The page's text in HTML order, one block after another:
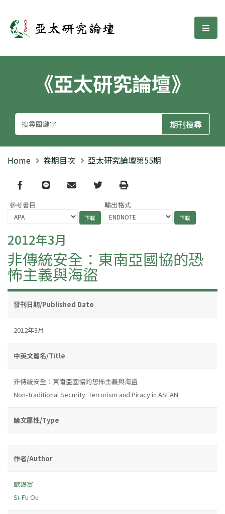
亞太研究論壇 選
《亞太研究論壇》
Home 卷期目次 亞太研究論壇第55期
Facebook
line email TwitterPrint
參考書目 輸出格式
2012年3月
非傳統安全：東南亞國協的恐
怖主義與海盜
發刊日期/Published Date
2012年3月
中英文篇名/Title
非傳統安全：東南亞國協的恐怖主義與海盜
Non-Traditional Security: Terrorism and Piracy in ASEAN
論文屬性/Type
作者/Author
歐錫富
Si-Fu Ou